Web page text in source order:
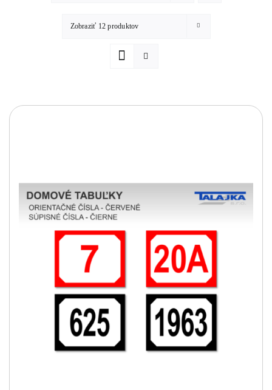
Zobraziť 12 produktov